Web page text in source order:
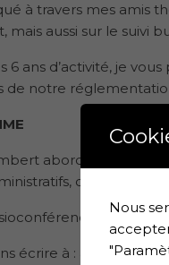
à travers mes amis
mais aussi sur le suivi
6 ans d’activité, je
de notre
abordera plus de
comptables
(lien
écrire à :
Nous